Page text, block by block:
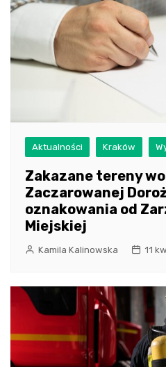
Aktualności Kraków
Zakazane tereny
Zaczarowanej
oznakowania od
Miejskiej
Kamila Kalinowska 11